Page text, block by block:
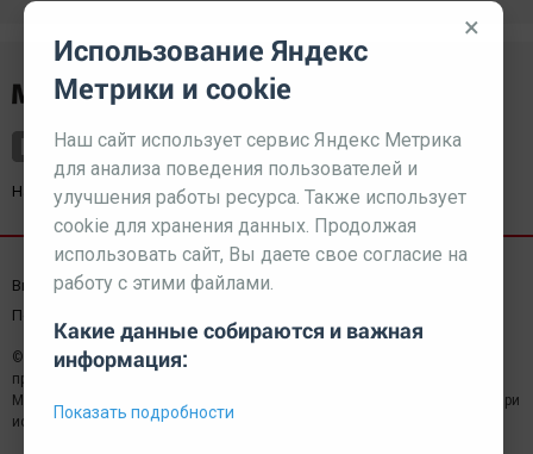
Наш партнерkurorty-sochi.ru
Выходные данные СМИ Реклама
Пользовательское соглашение
© 2026 МЕДИАЗАВОД — Сайт может содержать контент,
предназначенный для лиц 18+
Мнение редакции может не совпадать с мнением отдельных авторов.При
использовании материалов сайта ссылка обязательна.
×
Использование Яндекс
Метрики и cookie
Наш сайт использует сервис Яндекс Метрика
для анализа поведения пользователей и
улучшения работы ресурса. Также использует
cookie для хранения данных. Продолжая
использовать сайт, Вы даете свое согласие на
работу с этими файлами.
Какие данные собираются и важная
информация:
Показать подробности